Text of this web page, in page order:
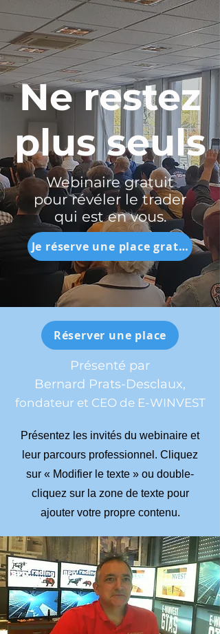
Ne restez
plus seuls
Webinaire gratuit
pour révéler le trader
qui est en vous.
Je réserve une place gratuite
Réserver une place
Présenté par
Bernard Prats-Desclaux,
fondateur et CEO de E-WINVEST
Présentez les invités du webinaire et
leur parcours professionnel. Cliquez
sur « Modifier le texte » ou double-
cliquez sur la zone de texte pour
ajouter votre propre contenu.